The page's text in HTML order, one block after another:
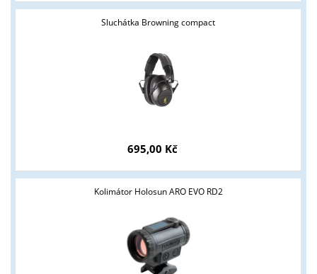
Sluchátka Browning compact
695,00 Kč
Kolimátor Holosun ARO EVO RD2
Tyto stránky jsou určeny pouze odborné veřejnosti od 18 let a
podnikatelům v oblasti zbraně a střelivo. Splňujete tyto
podmínky?